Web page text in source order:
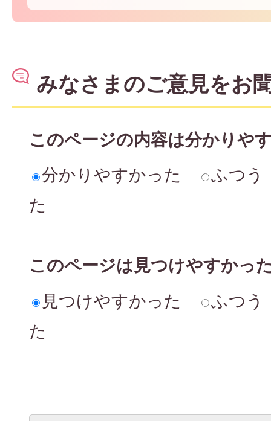
みなさまのご意見をお
このページの内容は分かりや
分かりやすかった
ふつう
た
このページは見つけやすかっ
見つけやすかった
ふつう
た